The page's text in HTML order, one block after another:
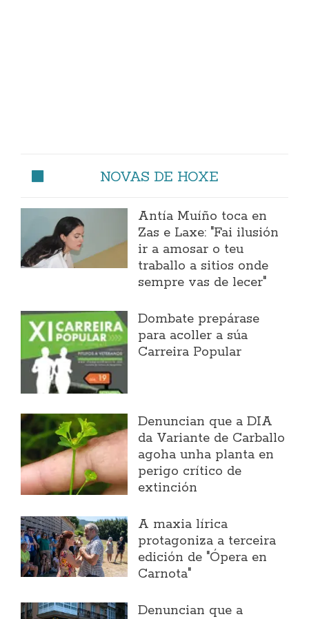
NOVAS DE HOXE
Antía Muíño toca en
Zas e Laxe: "Fai ilusión
ir a amosar o teu
traballo a sitios onde
sempre vas de lecer"
Dombate prepárase
para acoller a súa
Carreira Popular
Denuncian que a DIA
da Variante de Carballo
agoha unha planta en
perigo crítico de
extinción
A maxia lírica
protagoniza a terceira
edición de "Ópera en
Carnota"
Denuncian que a